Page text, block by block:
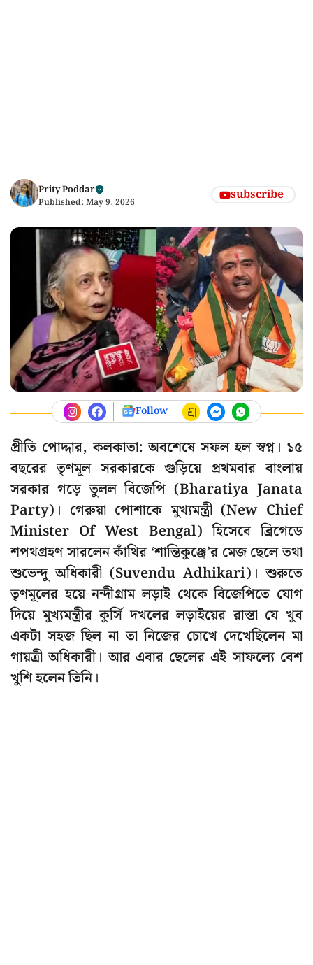
Prity Poddar
Published: May 9, 2026 subscribe
Follow
প্রীতি পোদ্দার, কলকাতা: অবশেষে সফল হল স্বপ্ন। ১৫
বছরের তৃণমূল সরকারকে গুড়িয়ে প্রথমবার বাংলায়
সরকার গড়ে তুলল বিজেপি (Bharatiya Janata
Party)। গেরুয়া পোশাকে মুখ্যমন্ত্রী (New Chief
Minister Of West Bengal) হিসেবে ব্রিগেডে
শপথগ্রহণ সারলেন কাঁথির ‘শান্তিকুঞ্জে’র মেজ ছেলে তথা
শুভেন্দু অধিকারী (Suvendu Adhikari)। শুরুতে
তৃণমূলের হয়ে নন্দীগ্রাম লড়াই থেকে বিজেপিতে যোগ
দিয়ে মুখ্যমন্ত্রীর কুর্সি দখলের লড়াইয়ের রাস্তা যে খুব
একটা সহজ ছিল না তা নিজের চোখে দেখেছিলেন মা
গায়ত্রী অধিকারী। আর এবার ছেলের এই সাফল্যে বেশ
খুশি হলেন তিনি।